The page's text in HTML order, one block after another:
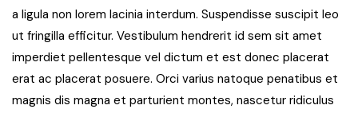
a ligula non lorem lacinia interdum. Suspendisse suscipit leo
ut fringilla efficitur. Vestibulum hendrerit id sem sit amet
imperdiet pellentesque vel dictum et est donec placerat
erat ac placerat posuere. Orci varius natoque penatibus et
magnis dis magna et parturient montes, nascetur ridiculus